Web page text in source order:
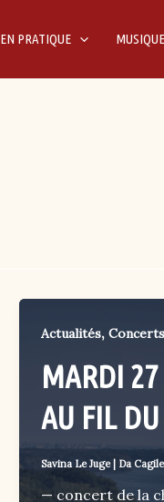
EN PRATIQUE MUSIQUE
Actualités,Concerts
MARDI
AU FIL
Savina Le Juge| Da Cagile
— concert de la